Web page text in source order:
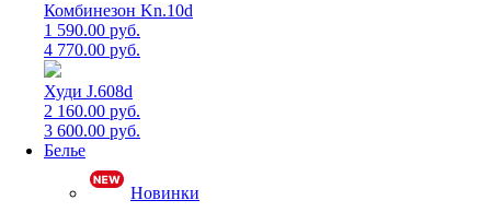
Комбинезон Kn.10d
1 590.00 руб.
4 770.00 руб.
Худи J.608d
2 160.00 руб.
3 600.00 руб.
Белье
Новинки